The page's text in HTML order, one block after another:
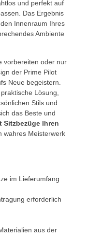
und perfekt auf
Das Ergebnis
Innenraum Ihres
Ambiente
vorbereiten oder nur
der Prime Pilot
Neue begeistern.
Lösung,
Stils und
das Beste und
Sitzbezüge Ihren
wahres Meisterwerk
im Lieferumfang
erforderlich
aus der